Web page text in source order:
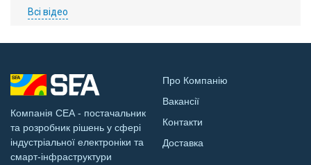
Всі відео
Компанія СЕА - постачальник
та розробник рішень у сфері
індустріальної електроніки та
смарт-інфраструктури
Про Компанію
Вакансії
Контакти
Доставка